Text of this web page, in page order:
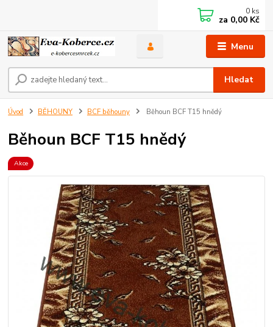
Menu
Hledat
0 ks
za 0,00 Kč
Úvod BĚHOUNY BCF běhouny Běhoun BCF T15 hnědý
Běhoun BCF T15 hnědý
Akce